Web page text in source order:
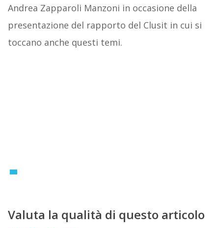
Andrea Zapparoli Manzoni in occasione della
presentazione del rapporto del Clusit in cui si
toccano anche questi temi.
Valuta la qualità di questo articolo